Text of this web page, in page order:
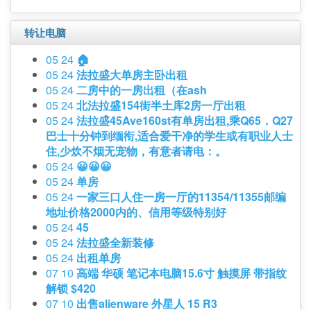
转让电脑
05 24 🏠
05 24法拉盛大单房主卧出租
05 24二房中的一房出租（在ash
05 24北法拉盛154街半土库2房一厅出租
05 24法拉盛45Ave160st有单房出租,乘Q65．Q27
巴士十分钟到缅衔,适合爱干净的学生或有职业人士
住,少炊不烟无宠物，有意者请电：。
05 24 😀😀😀
05 24单房
05 24一家三口人住一房一厅的11354/11355邮编
地址价格2000内的、信用等级特别好
05 2445
05 24法拉盛全新装修
05 24 出租单房
07 10 高端 华硕 笔记本电脑15.6寸 触摸屏 带指纹
解锁 $420
07 10 出售alienware 外星人 15 R3